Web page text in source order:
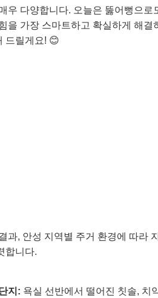
우 다양합니다. 오늘은 뚫어뻥으로
을 가장 스마트하고 확실하게 해결
드릴게요! 😊
과, 안성 지역별 주거 환경에 따라
합니다.
지: 욕실 선반에서 떨어진 칫솔, 치